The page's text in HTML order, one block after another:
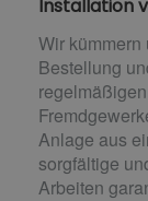
Installation
Wir
Bestellung
Anlage aus
sorgfältige
Arbeiten